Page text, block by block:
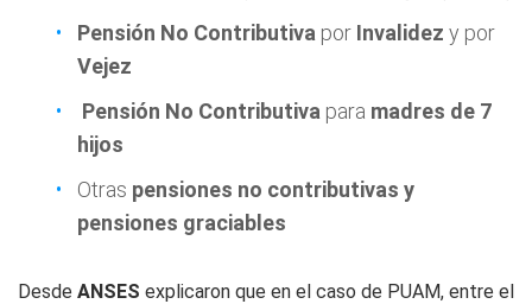
Pensión No Contributiva por Invalidez y por
Vejez
Pensión No Contributiva para madres de 7
hijos
Otras pensiones no contributivas y
pensiones graciables
Desde ANSES explicaron que en el caso de PUAM, entre el